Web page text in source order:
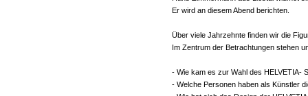
Er wird an diesem Abend berichten.
Über viele Jahrzehnte finden wir die
Im Zentrum der Betrachtungen stehen
- Wie kam es zur Wahl des HELVETIA-
- Welche Personen haben als Künstler